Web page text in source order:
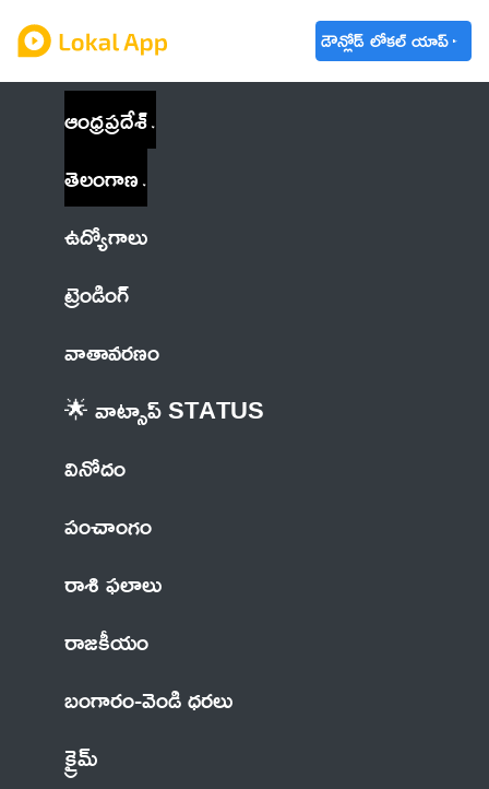
డౌన్లోడ్ లోకల్ యాప్
ఆంధ్రప్రదేశ్
తెలంగాణ
ఉద్యోగాలు
ట్రెండింగ్
వాతావరణం
🌟 వాట్సాప్ STATUS
వినోదం
పంచాంగం
రాశి ఫలాలు
రాజకీయం
బంగారం-వెండి ధరలు
క్రైమ్